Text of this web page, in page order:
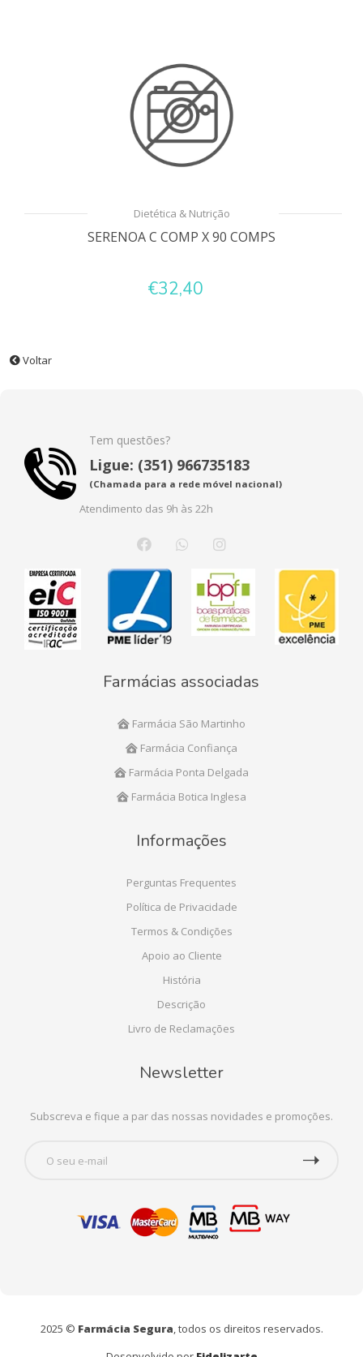
Dietética & Nutrição
SERENOA C COMP X 90 COMPS
€32,40
Voltar
Tem questões?
Ligue: (351) 966735183
(Chamada para a rede móvel nacional)
Atendimento das 9h às 22h
Farmácias associadas
Farmácia São Martinho
Farmácia Confiança
Farmácia Ponta Delgada
Farmácia Botica Inglesa
Informações
Perguntas Frequentes
Política de Privacidade
Termos & Condições
Apoio ao Cliente
História
Descrição
Livro de Reclamações
Newsletter
Subscreva e fique a par das nossas novidades e promoções.
2025 © Farmácia Segura, todos os direitos reservados.